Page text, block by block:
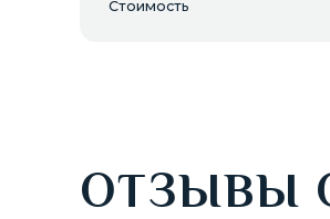
Стоимость
ОТЗЫВЫ